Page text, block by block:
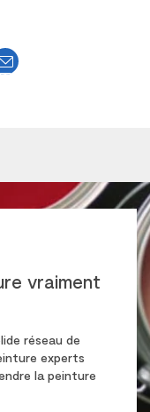
Courriel
vraiment
réseau de
experts
la peinture